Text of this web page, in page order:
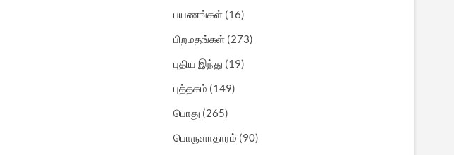
பயணங்கள் (16)
பிறமதங்கள் (273)
புதிய இந்து (19)
புத்தகம் (149)
பொது (265)
பொருளாதாரம் (90)